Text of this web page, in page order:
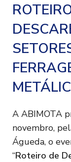
A ABIMOTA
novembro,
Águeda, o
“Roteiro de